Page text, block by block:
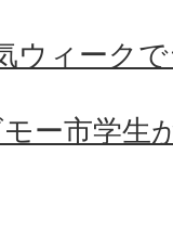
ウィーク
ー市学生